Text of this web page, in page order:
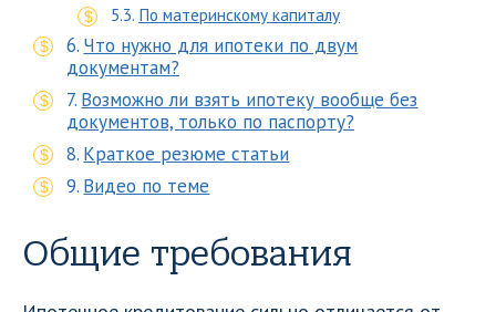
По материнскому капиталу
Что нужно для ипотеки по двум
документам?
Возможно ли взять ипотеку вообще без
документов, только по паспорту?
Краткое резюме статьи
Видео по теме
Общие требования